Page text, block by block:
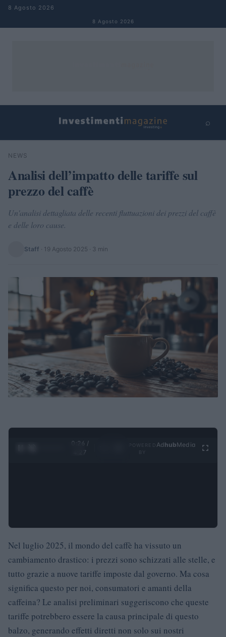
Salta al contenuto
8 Agosto 2026
8 Agosto 2026
⌕
Cerca
NEWS
Analisi dell’impatto delle tariffe sul
prezzo del caffè
Un'analisi dettagliata delle recenti fluttuazioni dei prezzi del caffè
e delle loro cause.
Staff · 19 Agosto 2025 · 3 min
0:27 /
4:27
Ad hubMedia
Nel luglio 2025, il mondo del caffè ha vissuto un
cambiamento drastico: i prezzi sono schizzati alle stelle, e
tutto grazie a nuove tariffe imposte dal governo. Ma cosa
significa questo per noi, consumatori e amanti della
caffeina? Le analisi preliminari suggeriscono che queste
tariffe potrebbero essere la causa principale di questo
balzo, generando effetti diretti non solo sui nostri